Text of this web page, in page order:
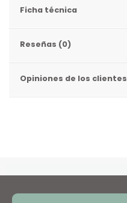
Ficha técnica
Reseñas (0)
Opiniones de los clientes